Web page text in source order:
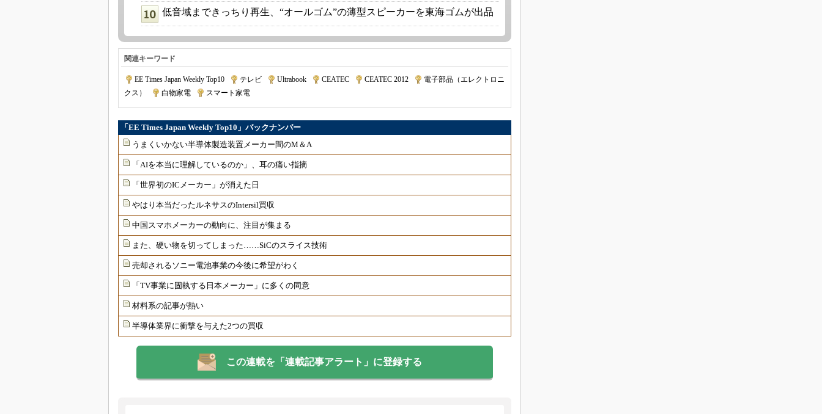
低音域まできっちり再生、“オールゴム”の薄型スピーカーを東海ゴムが出品
関連キーワード
EE Times Japan Weekly Top10 テレビ Ultrabook CEATEC CEATEC 2012
電子部品（エレクトロニ
クス）
白物家電 スマート家電
「EE Times Japan Weekly Top10」バックナンバー
うまくいかない半導体製造装置メーカー間のM＆A
「AIを本当に理解しているのか」、耳の痛い指摘
「世界初のICメーカー」が消えた日
やはり本当だったルネサスのIntersil買収
中国スマホメーカーの動向に、注目が集まる
また、硬い物を切ってしまった……SiCのスライス技術
売却されるソニー電池事業の今後に希望がわく
「TV事業に固執する日本メーカー」に多くの同意
材料系の記事が熱い
半導体業界に衝撃を与えた2つの買収
この連載を「連載記事アラート」に登録する